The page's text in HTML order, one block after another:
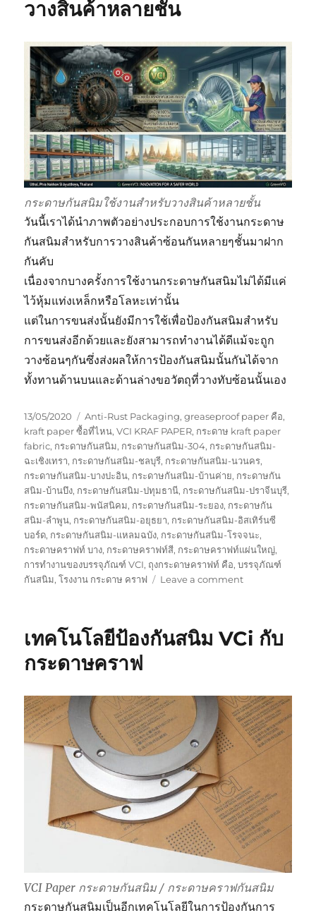
ลด
ต้นทุน
ใน
การ
จัด
ส่ง/
เก็บ
วางสินค้าหลายชั้น
กระดาษกันสนิมใช้งานสำหรับวางสินค้าหลายชั้น
วันนี้เราได้นำภาพตัวอย่างประกอบการใช้งานกระดาษ
กันสนิมสำหรับการวางสินค้าซ้อนกันหลายๆชั้นมาฝาก
กันคับ
เนื่องจากบางครั้งการใช้งานกระดาษกันสนิมไม่ได้มีแค่
ไว้หุ้มแท่งเหล็กหรือโลหะเท่านั้น
แต่ในการขนส่งนั้นยังมีการใช้เพื่อป้องกันสนิมสำหรับ
การขนส่งอีกด้วยและยังสามารถทำงานได้ดีแม้จะถูก
วางซ้อนๆกันซึ่งส่งผลให้การป้องกันสนิมนั้นกันได้จาก
ทั้งทานด้านบนและด้านล่างขอวัตถุที่วางทับซ้อนนั้นเอง
Posted
on
13/05/2020 Tags
Anti-Rust Packaging,greaseproof paper คือ,
kraft paper ซื้อที่ไหน,VCI KRAF PAPER, กระดาษ kraft paper
fabric, กระดาษกันสนิม, กระดาษกันสนิม-304, กระดาษกันสนิม-
ฉะเชิงเทรา, กระดาษกันสนิม-ชลบุรี, กระดาษกันสนิม-นวนคร,
กระดาษกันสนิม-บางปะอิน, กระดาษกันสนิม-บ้านค่าย, กระดาษกัน
สนิม-บ้านบึง, กระดาษกันสนิม-ปทุมธานี, กระดาษกันสนิม-ปราจีนบุรี,
กระดาษกันสนิม-พนัสนิคม, กระดาษกันสนิม-ระยอง, กระดาษกัน
สนิม-ลำพูน, กระดาษกันสนิม-อยุธยา, กระดาษกันสนิม-อิสเทิร์นซี
บอร์ด, กระดาษกันสนิม-แหลมฉบัง, กระดาษกันสนิม-โรจจนะ,
กระดาษคราฟท์ บาง, กระดาษคราฟท์สี, กระดาษคราฟท์แผ่นใหญ่,
การทำงานของบรรจุภัณฑ์ VCI, ถุงกระดาษคราฟท์ คือ,บรรจุภัณฑ์
กันสนิม,โรงงาน กระดาษ คราฟ Leave a commenton
ใช้
สินค้า
หลาย
ชั้น
เทคโนโลยีป้องกันสนิม VCi กับ
กระดาษคราฟ
VCI Paper กระดาษกันสนิม / กระดาษคราฟกันสนิม
กระดาษกันสนิมเป็นอีกเทคโนโลยีในการป้องกันการ